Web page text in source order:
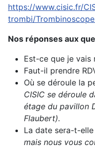
https://www.cisic.fr/
trombi/
Nos réponses aux
Est-ce que je vais
Faut-il prendre
Où se déroule la
CISIC se déroule
étage du pavillon
Flaubert).
La date sera-t-
mais nous vous